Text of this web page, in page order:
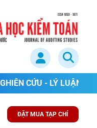
CỨU - LÝ LUẬN
ĐẶT MUA TẠP CHÍ